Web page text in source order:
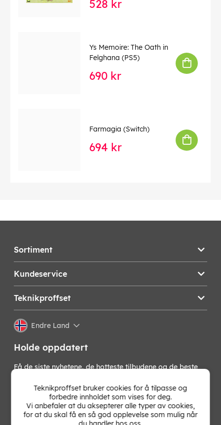
528 kr
Ys Memoire: The Oath in
Felghana (PS5)
690 kr
Farmagia (Switch)
694 kr
Sortiment
Kundeservice
Teknikproffset
Endre Land
Holde oppdatert
Få de siste nyhetene, de hotteste tilbudene og de beste
nyhetsbrev!
OK
Teknikproffset bruker cookies for å tilpasse og
forbedre innholdet som vises for deg.
Vi anbefaler at du aksepterer alle typer av cookies,
for at du skal få en så god opplevelse som mulig når